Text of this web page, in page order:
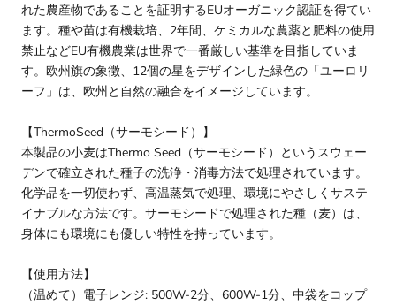
れた農産物であることを証明するEUオーガニック認証を得てい
ます。種や苗は有機栽培、2年間、ケミカルな農薬と肥料の使用
禁止などEU有機農業は世界で一番厳しい基準を目指していま
す。欧州旗の象徴、12個の星をデザインした緑色の「ユーロリ
ーフ」は、欧州と自然の融合をイメージしています。
【ThermoSeed（サーモシード）】
本製品の小麦はThermo Seed（サーモシード）というスウェー
デンで確立された種子の洗浄・消毒方法で処理されています。
化学品を一切使わず、高温蒸気で処理、環境にやさしくサステ
イナブルな方法です。サーモシードで処理された種（麦）は、
身体にも環境にも優しい特性を持っています。
【使用方法】
（温めて）電子レンジ: 500W-2分、600W-1分、中袋をコップ